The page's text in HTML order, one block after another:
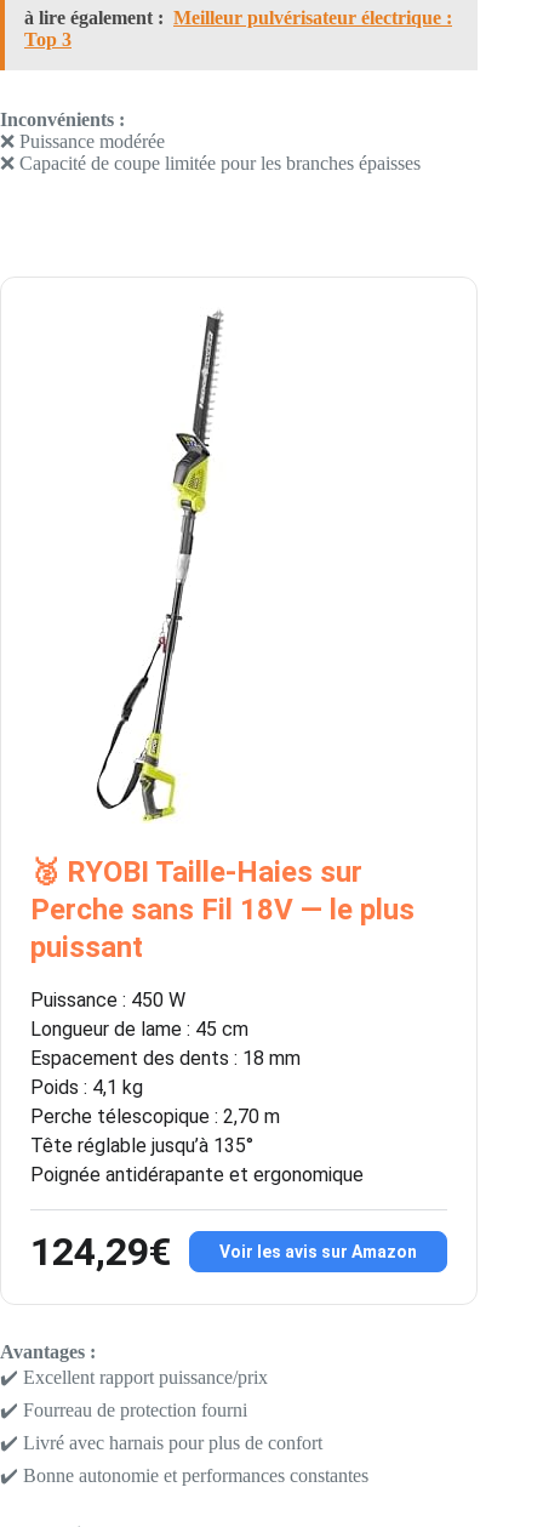
à lire également : Meilleur pulvérisateur électrique :
Top 3
Inconvénients :
❌ Puissance modérée
❌ Capacité de coupe limitée pour les branches épaisses
🥈 RYOBI Taille-Haies sur
Perche sans Fil 18V — le plus
puissant
Puissance : 450 W
Longueur de lame : 45 cm
Espacement des dents : 18 mm
Poids : 4,1 kg
Perche télescopique : 2,70 m
Tête réglable jusqu’à 135°
Poignée antidérapante et ergonomique
124,29€ Voir les avis sur Amazon
Avantages :
✔️ Excellent rapport puissance/prix
✔️ Fourreau de protection fourni
✔️ Livré avec harnais pour plus de confort
✔️ Bonne autonomie et performances constantes